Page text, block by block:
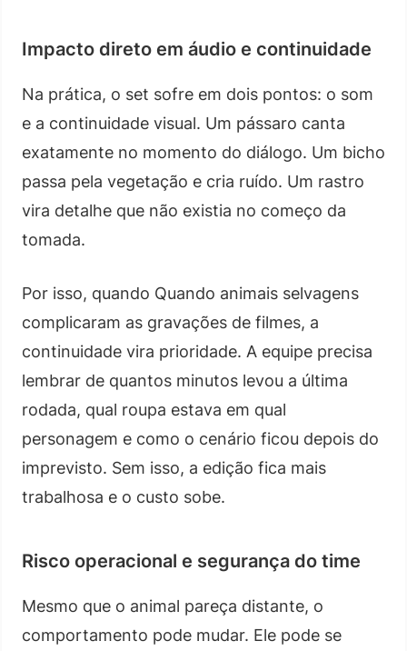
Impacto direto em áudio e continuidade
Na prática, o set sofre em dois pontos: o som
e a continuidade visual. Um pássaro canta
exatamente no momento do diálogo. Um bicho
passa pela vegetação e cria ruído. Um rastro
vira detalhe que não existia no começo da
tomada.
Por isso, quando Quando animais selvagens
complicaram as gravações de filmes, a
continuidade vira prioridade. A equipe precisa
lembrar de quantos minutos levou a última
rodada, qual roupa estava em qual
personagem e como o cenário ficou depois do
imprevisto. Sem isso, a edição fica mais
trabalhosa e o custo sobe.
Risco operacional e segurança do time
Mesmo que o animal pareça distante, o
comportamento pode mudar. Ele pode se